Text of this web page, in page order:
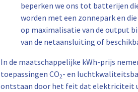
beperken we ons tot batterijen
worden met een zonnepark en
op maximalisatie van de output
van de netaansluiting of
In de maatschappelijke kWh-prijs
toepassingen CO2- en
ontstaan door het feit dat elektriciteit